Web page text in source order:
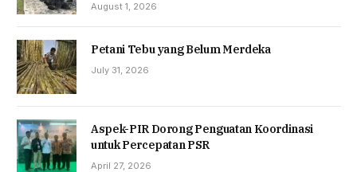
August 1, 2026
Petani Tebu yang Belum Merdeka
July 31, 2026
Aspek-PIR Dorong Penguatan Koordinasi
untuk Percepatan PSR
April 27, 2026